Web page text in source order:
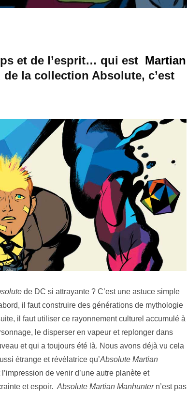
et de l’esprit… qui est Martian
la collection Absolute, c’est
de DC si attrayante ? C’est une astuce simple
il faut construire des générations de mythologie
il faut utiliser ce rayonnement culturel accumulé à
le disperser en vapeur et replonger dans
et qui a toujours été là. Nous avons déjà vu cela
étrange et révélatrice qu’Absolute Martian
de venir d’une autre planète et
et espoir. Absolute Martian Manhuntern’est pas